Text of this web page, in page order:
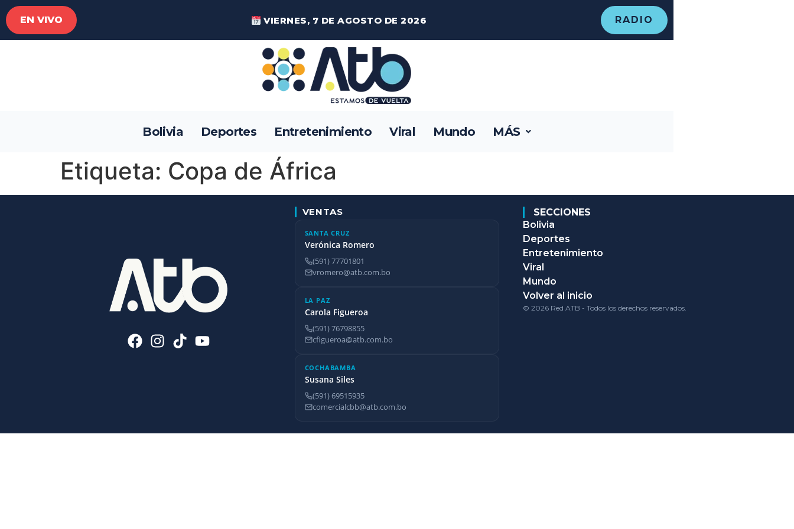
EN VIVO VIERNES, 7 DE AGOSTO DE 2026 RADIO
Bolivia Deportes Entretenimiento Viral Mundo MÁS
Etiqueta: Copa de África
VENTAS
SANTA CRUZ
Verónica Romero
(591) 77701801
vromero@atb.com.bo
LA PAZ
Carola Figueroa
(591) 76798855
cfigueroa@atb.com.bo
COCHABAMBA
Susana Siles
(591) 69515935
comercialcbb@atb.com.bo
SECCIONES
Bolivia
Deportes
Entretenimiento
Viral
Mundo
Volver al inicio
© 2026 Red ATB - Todos los derechos reservados.